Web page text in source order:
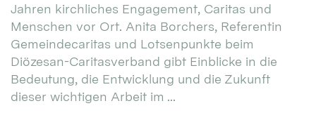
Jahren kirchliches Engagement, Caritas und
Menschen vor Ort. Anita Borchers, Referentin
Gemeindecaritas und Lotsenpunkte beim
Diözesan-Caritasverband gibt Einblicke in die
Bedeutung, die Entwicklung und die Zukunft
dieser wichtigen Arbeit im ...